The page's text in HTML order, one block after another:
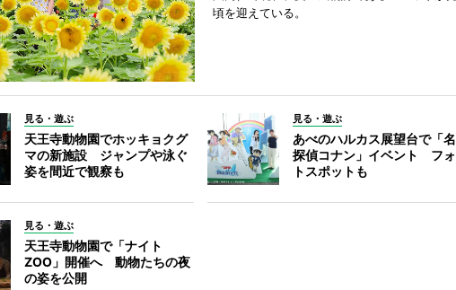
頃を迎えている。
見る・遊ぶ
天王寺動物園でホッキョクグ
マの新施設 ジャンプや泳ぐ
姿を間近で観察も
見る・遊ぶ
あべのハルカス展望台で「名
探偵コナン」イベント フォ
トスポットも
見る・遊ぶ
天王寺動物園で「ナイト
ZOO」開催へ 動物たちの夜
の姿を公開